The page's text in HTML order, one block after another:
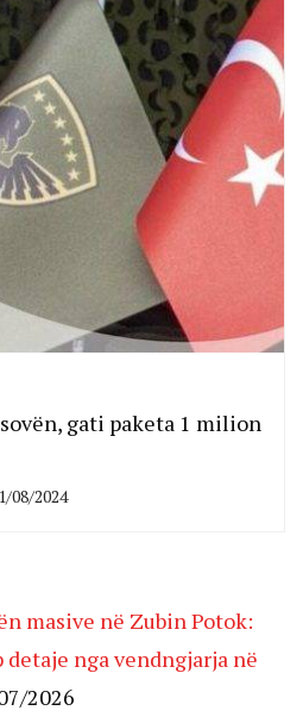
gati paketa 1 milion
08/2024
masive në Zubin Potok:
nga vendngjarja në
2026